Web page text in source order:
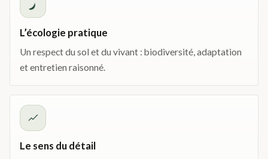
L’écologie pratique
Un respect du sol et du vivant : biodiversité, adaptation
et entretien raisonné.
Le sens du détail